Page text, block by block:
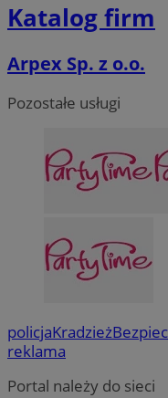
Katalog firm
Arpex Sp. z o.o.
Pozostałe usługi
policjaKradzież
reklama
Portal należy do sieci